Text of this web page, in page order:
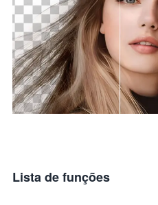
Lista de funções